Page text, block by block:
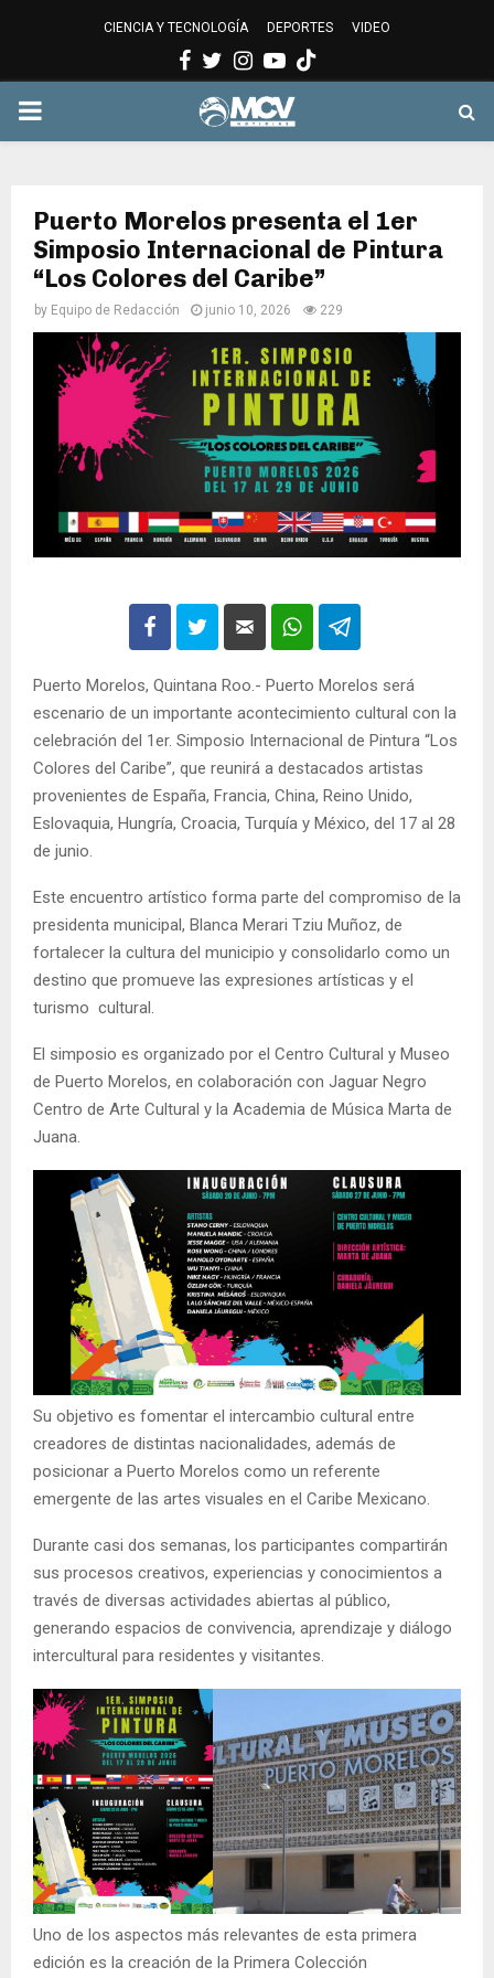
CIENCIA Y TECNOLOGÍA DEPORTES VIDEO
Facebook
Twitter
Instagram
Youtube
PRIMARY
Puerto Morelos presenta el 1er
Simposio Internacional de Pintura
“Los Colores del Caribe”
by Equipo de Redacción junio 10, 2026 229
Puerto Morelos, Quintana Roo.- Puerto Morelos será
escenario de un importante acontecimiento cultural con la
celebración del 1er. Simposio Internacional de Pintura “Los
Colores del Caribe”, que reunirá a destacados artistas
provenientes de España, Francia, China, Reino Unido,
Eslovaquia, Hungría, Croacia, Turquía y México, del 17 al 28
de junio.
Este encuentro artístico forma parte del compromiso de la
presidenta municipal, Blanca Merari Tziu Muñoz, de
fortalecer la cultura del municipio y consolidarlo como un
destino que promueve las expresiones artísticas y el
turismo cultural.
El simposio es organizado por el Centro Cultural y Museo
de Puerto Morelos, en colaboración con Jaguar Negro
Centro de Arte Cultural y la Academia de Música Marta de
Juana.
Su objetivo es fomentar el intercambio cultural entre
creadores de distintas nacionalidades, además de
posicionar a Puerto Morelos como un referente
emergente de las artes visuales en el Caribe Mexicano.
Durante casi dos semanas, los participantes compartirán
sus procesos creativos, experiencias y conocimientos a
través de diversas actividades abiertas al público,
generando espacios de convivencia, aprendizaje y diálogo
intercultural para residentes y visitantes.
Uno de los aspectos más relevantes de esta primera
edición es la creación de la Primera Colección